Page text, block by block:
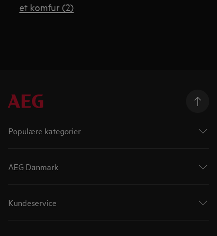
et komfur (2)
Populære kategorier
AEG Danmark
Kundeservice